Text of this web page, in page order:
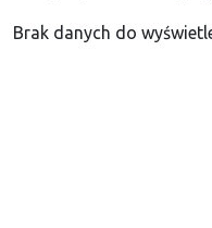
Brak danych do